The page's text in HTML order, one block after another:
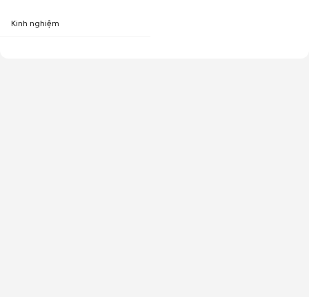
Kinh nghiệm